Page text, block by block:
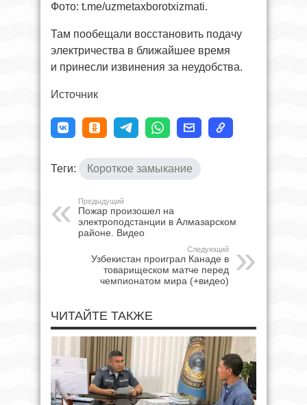
Фото: t.me/uzmetaxborotxizmati.
Там пообещали восстановить подачу
электричества в ближайшее время
и принесли извинения за неудобства.
Источник
Теги: Короткое замыкание
Предыдущий
Пожар произошел на
электроподстанции в Алмазарском
районе. Видео
Следующий
Узбекистан проиграл Канаде в
товарищеском матче перед
чемпионатом мира (+видео)
ЧИТАЙТЕ ТАКЖЕ